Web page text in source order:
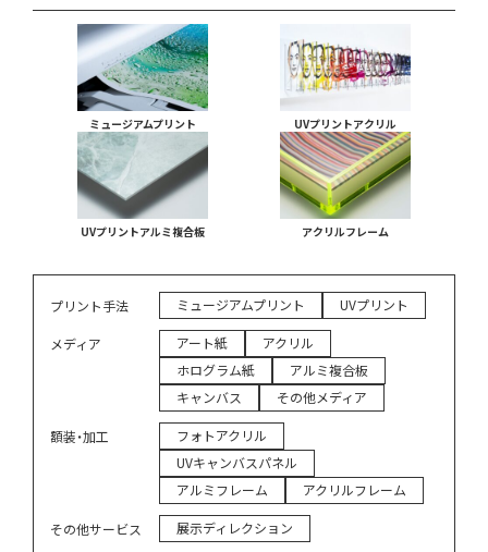
ミュージアムプリント UVプリントアクリル
UVプリントアルミ複合板 アクリルフレーム
プリント手法 ミュージアムプリント UVプリント
メディア アート紙
アクリル
ホログラム紙
アルミ複合板
キャンバス
その他メディア
額装・加工
フォトアクリル
UVキャンバスパネル
アルミフレーム
アクリルフレーム
その他サービス 展示ディレクション